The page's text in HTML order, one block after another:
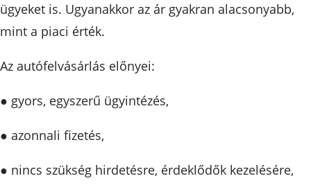
ügyeket is. Ugyanakkor az ár gyakran alacsonyabb,
mint a piaci érték.
Az autófelvásárlás előnyei:
● gyors, egyszerű ügyintézés,
● azonnali fizetés,
● nincs szükség hirdetésre, érdeklődők kezelésére,